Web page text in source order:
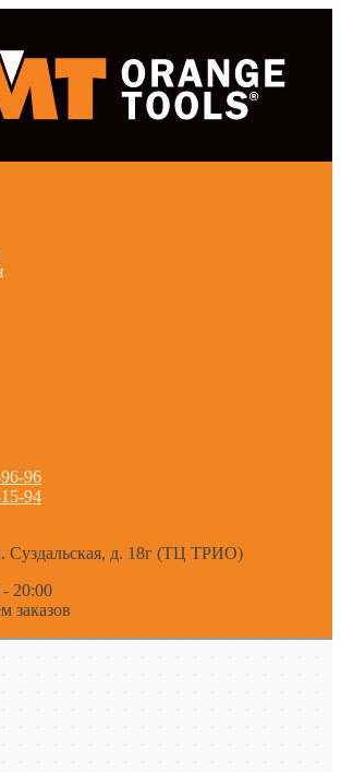
96
94
Суздальская, д. 18г (ТЦ ТРИО)
20:00
заказов